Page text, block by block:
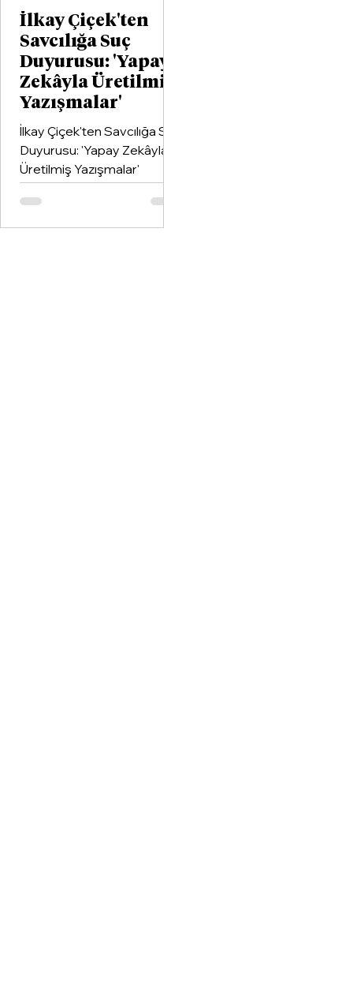
İlkay Çiçek'ten
Savcılığa Suç
Duyurusu: 'Yapay
Zekâyla Üretilmiş
Yazışmalar'
İlkay Çiçek'ten Savcılığa Suç
Duyurusu: 'Yapay Zekâyla
Üretilmiş Yazışmalar'